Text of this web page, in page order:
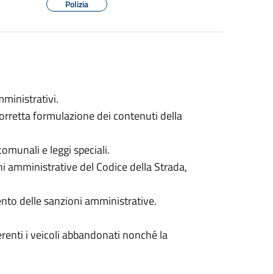
Polizia
formulazione dei contenuti della
e leggi speciali.
del Codice della Strada,
delle sanzioni amministrative.
i veicoli abbandonati nonché la